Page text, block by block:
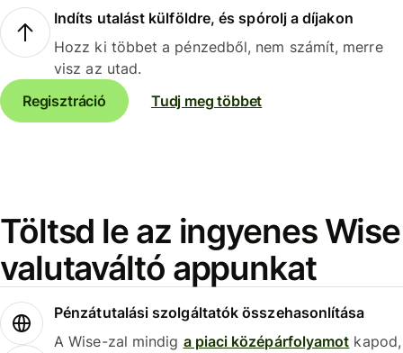
Indíts utalást külföldre, és spórolj a díjakon
Hozz ki többet a pénzedből, nem számít, merre
visz az utad.
Regisztráció
Tudj meg többet
Töltsd le az ingyenes Wise
valutaváltó appunkat
Pénzátutalási szolgáltatók összehasonlítása
A Wise-zal mindig a piaci középárfolyamot kapod,